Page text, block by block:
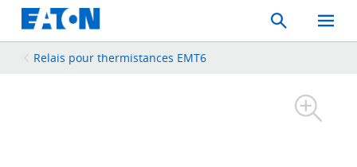
Search
Toggle
Mobile
Relais pour thermistances EMT6